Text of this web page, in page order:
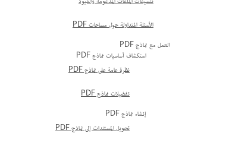
الأسئلة المتداولة حول مساحات PDF
العمل مع نماذج PDF
استكشاف أساسيات نماذج PDF
نظرة عامة على نماذج PDF
تفضيلات نماذج PDF
إنشاء نماذج PDF
تحويل المستندات إلى نماذج PDF